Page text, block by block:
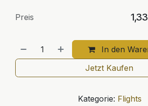
In den
Preis 1,33
Jetzt Kaufen
Kategorie: Flights